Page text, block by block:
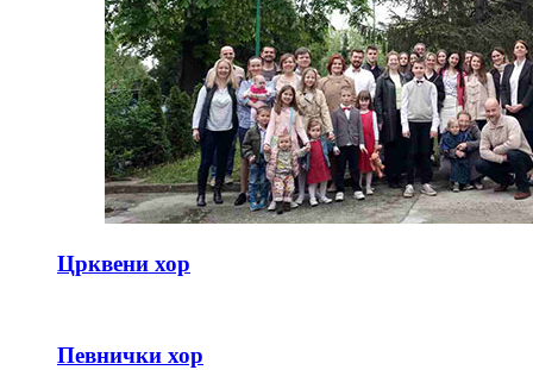
Црквени хор
Певнички хор